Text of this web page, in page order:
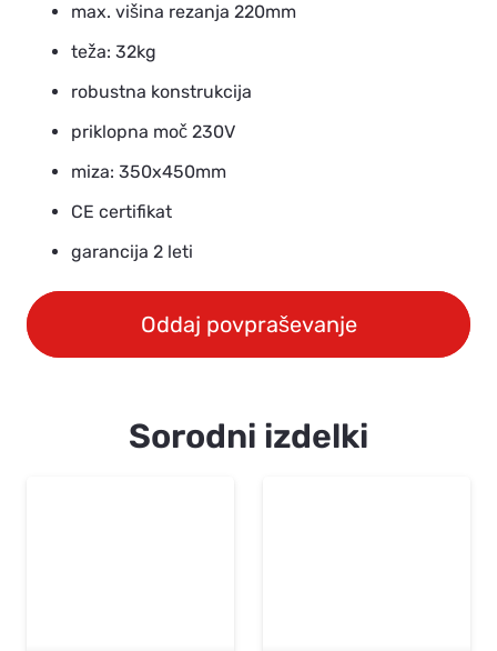
max. višina rezanja 220mm
teža: 32kg
robustna konstrukcija
priklopna moč 230V
miza: 350x450mm
CE certifikat
garancija 2 leti
Oddaj povpraševanje
Sorodni izdelki